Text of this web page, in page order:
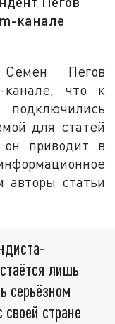
канале
Семён Пегов
канале, что к
для статей
он приводит в
авторы статьи
лишь
серьёзном
стране